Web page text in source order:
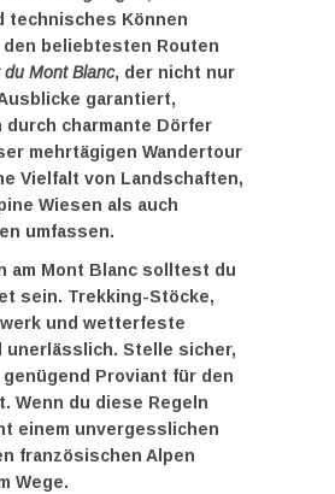
technisches Können
beliebtesten Routen
du Mont Blanc, der nicht nur
garantiert,
durch charmante Dörfer
mehrtägigen Wandertour
Vielfalt von Landschaften,
Wiesen als auch
umfassen.
am Mont Blanc solltest du
sein. Trekking-Stöcke,
und wetterfeste
unerlässlich. Stelle sicher,
Proviant für den
Wenn du diese Regeln
einem unvergesslichen
französischen Alpen
Wege.